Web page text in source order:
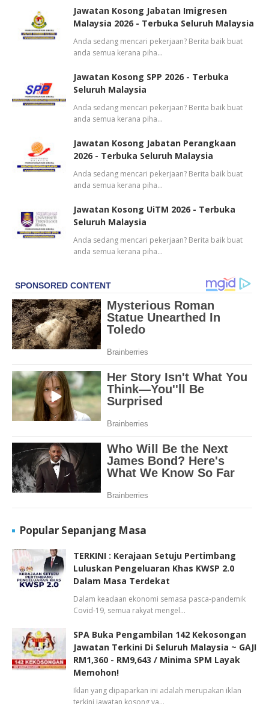
Jawatan Kosong Jabatan Imigresen
Malaysia 2026 - Terbuka Seluruh Malaysia
Anda sedang mencari pekerjaan? Berita baik buat
anda semua kerana piha…
Jawatan Kosong SPP 2026 - Terbuka
Seluruh Malaysia
Anda sedang mencari pekerjaan? Berita baik buat
anda semua kerana piha…
Jawatan Kosong Jabatan Perangkaan
2026 - Terbuka Seluruh Malaysia
Anda sedang mencari pekerjaan? Berita baik buat
anda semua kerana piha…
Jawatan Kosong UiTM 2026 - Terbuka
Seluruh Malaysia
Anda sedang mencari pekerjaan? Berita baik buat
anda semua kerana piha…
Popular Sepanjang Masa
TERKINI : Kerajaan Setuju Pertimbang
Luluskan Pengeluaran Khas KWSP 2.0
Dalam Masa Terdekat
Dalam keadaan ekonomi semasa pasca-pandemik
Covid-19, semua rakyat mengel…
SPA Buka Pengambilan 142 Kekosongan
Jawatan Terkini Di Seluruh Malaysia ~ GAJI
RM1,360 - RM9,643 / Minima SPM Layak
Memohon!
Iklan yang dipaparkan ini adalah merupakan iklan
terkini jawatan kosong ya…